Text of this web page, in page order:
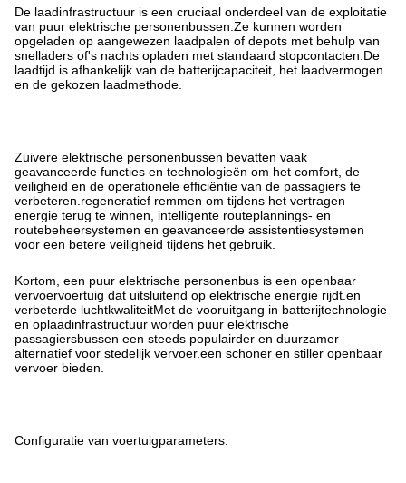
De laadinfrastructuur is een cruciaal onderdeel van de exploitatie
van puur elektrische personenbussen.Ze kunnen worden
opgeladen op aangewezen laadpalen of depots met behulp van
snelladers of's nachts opladen met standaard stopcontacten.De
laadtijd is afhankelijk van de batterijcapaciteit, het laadvermogen
en de gekozen laadmethode.
Zuivere elektrische personenbussen bevatten vaak
geavanceerde functies en technologieën om het comfort, de
veiligheid en de operationele efficiëntie van de passagiers te
verbeteren.regeneratief remmen om tijdens het vertragen
energie terug te winnen, intelligente routeplannings- en
routebeheersystemen en geavanceerde assistentiesystemen
voor een betere veiligheid tijdens het gebruik.
Kortom, een puur elektrische personenbus is een openbaar
vervoervoertuig dat uitsluitend op elektrische energie rijdt.en
verbeterde luchtkwaliteitMet de vooruitgang in batterijtechnologie
en oplaadinfrastructuur worden puur elektrische
passagiersbussen een steeds populairder en duurzamer
alternatief voor stedelijk vervoer.een schoner en stiller openbaar
vervoer bieden.
Configuratie van voertuigparameters: